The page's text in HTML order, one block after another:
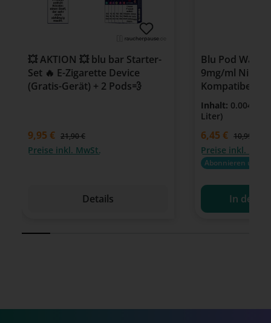
💥 AKTION 💥 blu bar Starter-
Set 🔥 E-Zigarette Device
(Gratis-Gerät) + 2 Pods💨
9,95 € 21,90 €
Preise inkl. MwSt.
Details
Blu Pod
9mg/ml
Kompatibel
Zigarette
Inhalt: 0.004
Liter)
Verkaufspreis:
6,45 € Regulärer
10,99 €
Preise inkl.
Abonnieren u.
In den